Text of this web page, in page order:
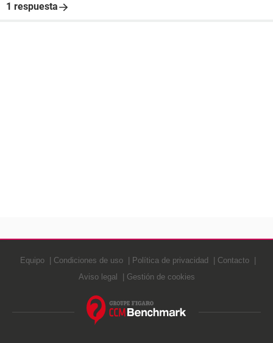
1 respuesta
Equipo Condiciones de uso Política de privacidad
Contacto
Aviso legal
Gestión de cookies